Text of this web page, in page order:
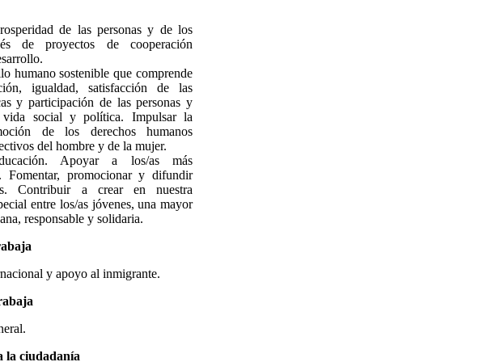
de las personas y de los
de proyectos de cooperación
humano sostenible que comprende
igualdad, satisfacción de las
y participación de las personas y
social y política. Impulsar la
de los derechos humanos
del hombre y de la mujer.
Apoyar a los/as más
Fomentar, promocionar y difundir
Contribuir a crear en nuestra
entre los/as jóvenes, una mayor
responsable y solidaria.
y apoyo al inmigrante.
la ciudadanía